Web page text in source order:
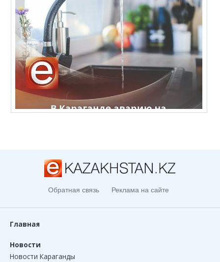
Обратная связь Реклама на сайте
Главная
Новости
Новости Караганды